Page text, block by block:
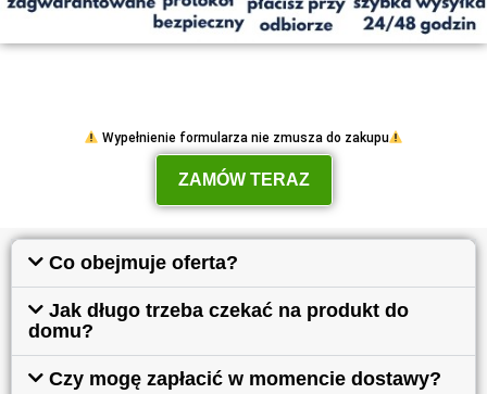
Wypełnienie formularza nie zmusza do zakupu
ZAMÓW TERAZ
Co obejmuje oferta?
Jak długo trzeba czekać na produkt do
domu?
Czy mogę zapłacić w momencie dostawy?